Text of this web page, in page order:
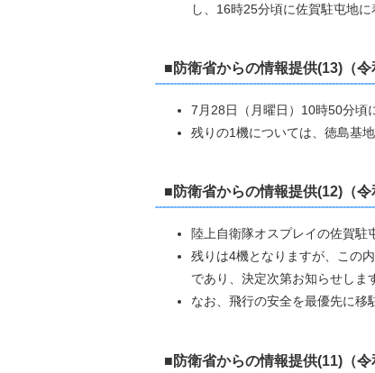
し、16時25分頃に佐賀駐屯地に
■防衛省からの情報提供(13) （
7月28日（月曜日）10時50分頃
残りの1機については、徳島基
■防衛省からの情報提供(12)（令
陸上自衛隊オスプレイの佐賀駐
残りは4機となりますが、この
であり、決定次第お知らせしま
なお、飛行の安全を最優先に移
■防衛省からの情報提供(11)（令